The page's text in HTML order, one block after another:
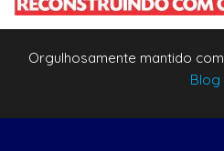
Orgulhosamente mantido com
Blog